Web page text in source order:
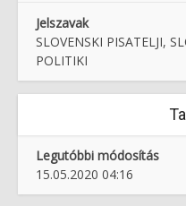
Jelszavak
SLOVENSKI PISATELJI,
POLITIKI
Legutóbbi módosítás
15.05.2020 04:16